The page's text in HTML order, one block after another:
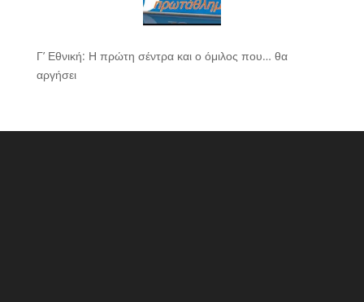
Γ’ Εθνική: Η πρώτη σέντρα και ο όμιλος που… θα
αργήσει